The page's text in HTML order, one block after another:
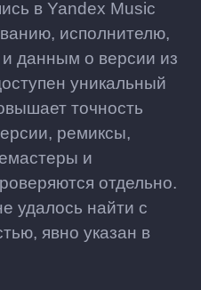
в Yandex Music
исполнителю,
данным о версии из
уникальный
точность
ремиксы,
и
отдельно.
удалось найти с
явно указан в